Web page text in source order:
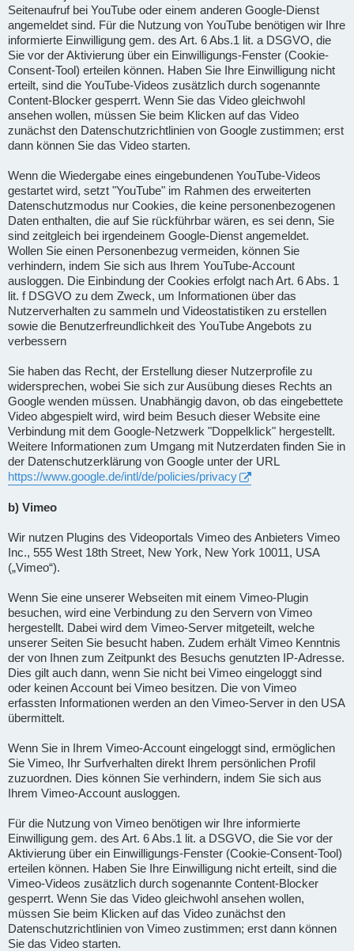
Seitenaufruf bei YouTube oder einem anderen Google-Dienst
angemeldet sind. Für die Nutzung von YouTube benötigen wir Ihre
informierte Einwilligung gem. des Art. 6 Abs.1 lit. a DSGVO, die
Sie vor der Aktivierung über ein Einwilligungs-Fenster (Cookie-
Consent-Tool) erteilen können. Haben Sie Ihre Einwilligung nicht
erteilt, sind die YouTube-Videos zusätzlich durch sogenannte
Content-Blocker gesperrt. Wenn Sie das Video gleichwohl
ansehen wollen, müssen Sie beim Klicken auf das Video
zunächst den Datenschutzrichtlinien von Google zustimmen; erst
dann können Sie das Video starten.
Wenn die Wiedergabe eines eingebundenen YouTube-Videos
gestartet wird, setzt "YouTube" im Rahmen des erweiterten
Datenschutzmodus nur Cookies, die keine personenbezogenen
Daten enthalten, die auf Sie rückführbar wären, es sei denn, Sie
sind zeitgleich bei irgendeinem Google-Dienst angemeldet.
Wollen Sie einen Personenbezug vermeiden, können Sie
verhindern, indem Sie sich aus Ihrem YouTube-Account
ausloggen. Die Einbindung der Cookies erfolgt nach Art. 6 Abs. 1
lit. f DSGVO zu dem Zweck, um Informationen über das
Nutzerverhalten zu sammeln und Videostatistiken zu erstellen
sowie die Benutzerfreundlichkeit des YouTube Angebots zu
verbessern
Sie haben das Recht, der Erstellung dieser Nutzerprofile zu
widersprechen, wobei Sie sich zur Ausübung dieses Rechts an
Google wenden müssen. Unabhängig davon, ob das eingebettete
Video abgespielt wird, wird beim Besuch dieser Website eine
Verbindung mit dem Google-Netzwerk "Doppelklick" hergestellt.
Weitere Informationen zum Umgang mit Nutzerdaten finden Sie in
der Datenschutzerklärung von Google unter der URL
https://www.google.de/intl/de/policies/privacy
b) Vimeo
Wir nutzen Plugins des Videoportals Vimeo des Anbieters Vimeo
Inc., 555 West 18th Street, New York, New York 10011, USA
(„Vimeo“).
Wenn Sie eine unserer Webseiten mit einem Vimeo-Plugin
besuchen, wird eine Verbindung zu den Servern von Vimeo
hergestellt. Dabei wird dem Vimeo-Server mitgeteilt, welche
unserer Seiten Sie besucht haben. Zudem erhält Vimeo Kenntnis
der von Ihnen zum Zeitpunkt des Besuchs genutzten IP-Adresse.
Dies gilt auch dann, wenn Sie nicht bei Vimeo eingeloggt sind
oder keinen Account bei Vimeo besitzen. Die von Vimeo
erfassten Informationen werden an den Vimeo-Server in den USA
übermittelt.
Wenn Sie in Ihrem Vimeo-Account eingeloggt sind, ermöglichen
Sie Vimeo, Ihr Surfverhalten direkt Ihrem persönlichen Profil
zuzuordnen. Dies können Sie verhindern, indem Sie sich aus
Ihrem Vimeo-Account ausloggen.
Für die Nutzung von Vimeo benötigen wir Ihre informierte
Einwilligung gem. des Art. 6 Abs.1 lit. a DSGVO, die Sie vor der
Aktivierung über ein Einwilligungs-Fenster (Cookie-Consent-Tool)
erteilen können. Haben Sie Ihre Einwilligung nicht erteilt, sind die
Vimeo-Videos zusätzlich durch sogenannte Content-Blocker
gesperrt. Wenn Sie das Video gleichwohl ansehen wollen,
müssen Sie beim Klicken auf das Video zunächst den
Datenschutzrichtlinien von Vimeo zustimmen; erst dann können
Sie das Video starten.